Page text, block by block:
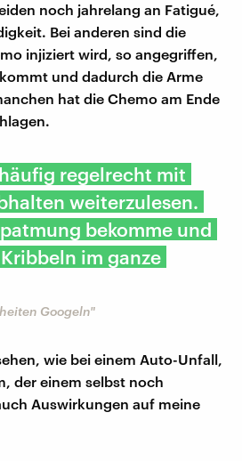
noch jahrelang an Fatigué,
Bei anderen sind die
injiziert wird, so angegriffen,
und dadurch die Arme
hat die Chemo am Ende
regelrecht mit
weiterzulesen.
bekomme und
im ganze
Googeln"
wie bei einem Auto-Unfall,
der einem selbst noch
Auswirkungen auf meine